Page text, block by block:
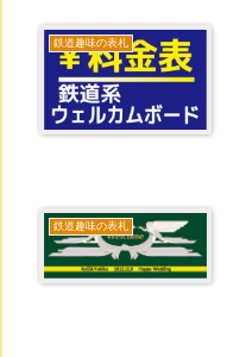
鉄道趣味の表札
鉄道趣味の表札